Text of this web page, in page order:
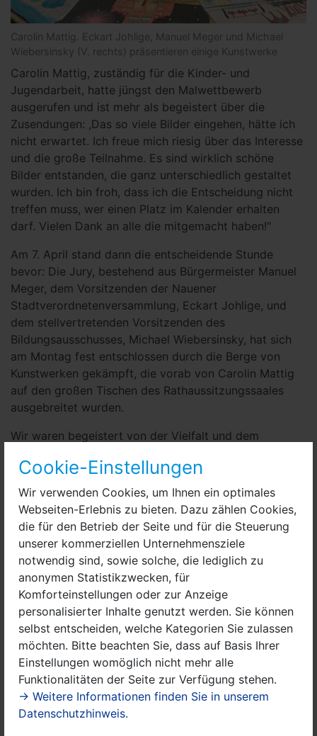
Cookie-Einstellungen
Wir verwenden Cookies, um Ihnen ein optimales
Webseiten-Erlebnis zu bieten. Dazu zählen Cookies,
die für den Betrieb der Seite und für die Steuerung
unserer kommerziellen Unternehmensziele
notwendig sind, sowie solche, die lediglich zu
anonymen Statistikzwecken, für
Komforteinstellungen oder zur Anzeige
personalisierter Inhalte genutzt werden. Sie können
selbst entscheiden, welche Kategorien Sie zulassen
möchten. Bitte beachten Sie, dass auf Basis Ihrer
Einstellungen womöglich nicht mehr alle
Funktionalitäten der Seite zur Verfügung stehen.
→ Weitere Informationen finden Sie in unserem
Datenschutzhinweis.
Carolin Mattig. Eckart Johlige, Manuel Meger und Michael
Wiebersinsky (V. rechts) präsentieren einige Kunstwerke
Carolin Mattig, zuständig für die Kinder- und
Jugendarbeit, hatte jüngst den Malwettbewerb
ausgerufen und ist mehr als begeistert über die
Zusendungen: ,Das so viele Bilder eingehen, hätte ich
nicht erwartet. Ich freue mich riesig über das Interesse
und die große Teilnahme. Es sind wirklich schöne
Bilder entstanden, die ganz unterschiedlich gestaltet
wurden. Ich bin froh, dass ich die Entscheidung nicht
treffen muss, wer einen Platz im Kalender erhalten
darf. Vielen Dank an alle die mitgemacht haben!"
Am 7. April stand dann die entscheidende Stunde
bevor: Die Jury, bestehend aus Bürgermeister Manuel
Meger, dem Vorsitzenden der Nauener
Stadtverordnetenversammlung, Eckart Johlige, und
dem stellvertretenden Vorsitzenden des
Bildungsausschusses, Michael Wiebersinsky, hat sich
am Montag fest entschlossen durch die Berge von
Kunstwerken gekämpft, die vorab von Carolin Mattig
auf den großen Tischen des Rathaussitzungssaales
ausgebreitet wurden.
Wir waren begeistert von der Vielfalt und dem
bereits verlauten. Nauens Kernstadt und seine Ortsteile
wurden als großer Abenteuerspielplatz, farbenfrohe
Fantasielandschaft und lebendiges Stadtleben
dargestellt- ein echter Hingucker."
Die glücklichen Gewinnerinnen und Gewinner werden
in nächster Zeit schriftlich benachrichtigt und zur
Preisverleihung am 06. Mai 2025 eingeladen. Alle
anderen Teilnehmer können sich nichtsdestotrotz auch
als Gewinnerinnen und Gewinner zählen, da sie eine
Tageskarte für das Stadtbad Nauen erhalten.
Alle Bilder werden in einer Ausstellung im Rathaus
gezeigt. Die Ausstellung wird am 06. Mai feierlich
eröffnet und kann dann bis zum 27. Mai zu den
Öffnungszeiten des Rathauses besucht werden. Um
diese würdig ausstellen zu können, wird der